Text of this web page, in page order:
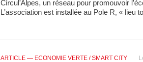
Circul’Alpes, un réseau pour promouvoir
L’association est installée au Pole R, « lieu
ARTICLE — ECONOMIE VERTE / SMART CITY